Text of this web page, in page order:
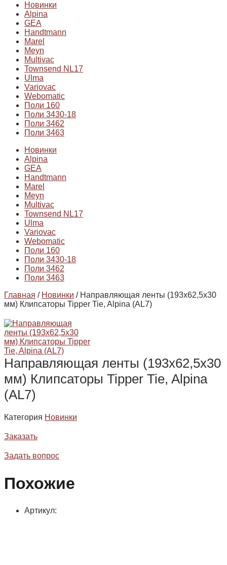
Новинки
Alpina
GEA
Handtmann
Marel
Meyn
Multivac
Townsend NL17
Ulma
Variovac
Webomatic
Поли 160
Поли 3430-18
Поли 3462
Поли 3463
Новинки
Alpina
GEA
Handtmann
Marel
Meyn
Multivac
Townsend NL17
Ulma
Variovac
Webomatic
Поли 160
Поли 3430-18
Поли 3462
Поли 3463
Главная / Новинки / Направляющая ленты (193х62,5х30
мм) Клипсаторы Tipper Tie, Alpina (AL7)
Направляющая ленты (193х62,5х30
мм) Клипсаторы Tipper Tie, Alpina
(AL7)
Категория Новинки
Заказать
Задать вопрос
Похожие
Артикул: